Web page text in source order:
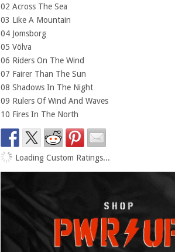
02 Across The Sea
03 Like A Mountain
04 Jomsborg
05 Völva
06 Riders On The Wind
07 Fairer Than The Sun
08 Shadows In The Night
09 Rulers Of Wind And Waves
10 Fires In The North
Loading Custom Ratings...